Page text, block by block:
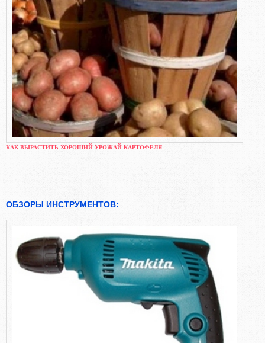
КАК ВЫРАСТИТЬ ХОРОШИЙ УРОЖАЙ КАРТОФЕЛЯ
ОБЗОРЫ ИНСТРУМЕНТОВ: